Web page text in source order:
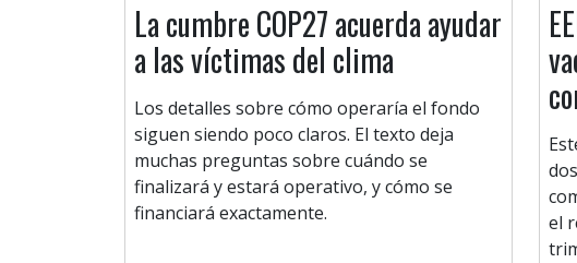
La cumbre COP27 acuerda ayudar
a las víctimas del clima
Los detalles sobre cómo operaría el fondo
siguen siendo poco claros. El texto deja
muchas preguntas sobre cuándo se
finalizará y estará operativo, y cómo se
financiará exactamente.
el